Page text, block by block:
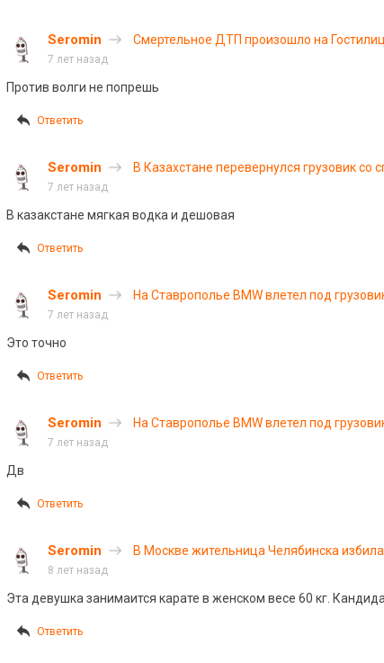
Seromin Смертельное ДТП произошло на
7 лет назад
Против волги не попрешь
Ответить
Seromin В Казахстане перевернулся грузовик со
7 лет назад
В казакстане мягкая водка и дешовая
Ответить
Seromin На Ставрополье BMW влетел под
7 лет назад
Это точно
Ответить
Seromin На Ставрополье BMW влетел под
7 лет назад
Дв
Ответить
Seromin
В Москве жительница Челябинска избила
8 лет назад
Эта девушка занимаится карате в женском весе 60 кг.
Ответить